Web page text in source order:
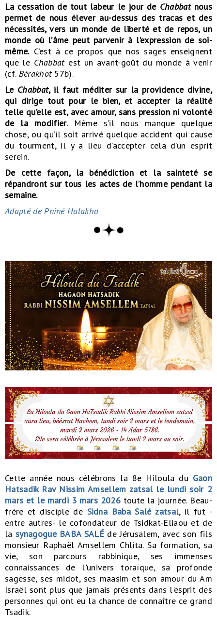
La cessation de tout labeur le jour de Chabbat nous
permet de nous élever au-dessus des tracas et des
nécessités, vers un monde de liberté et de repos, un
monde où l’âme peut parvenir à l’expression de soi-
même.C’est à ce propos que nos sages enseignent
que le Chabbat est un avant-goût du monde à venir
(cf. Bérakhot57b).
Le Chabbat, il faut méditer sur la providence divine,
qui dirige tout pour le bien, et accepter la réalité
telle qu’elle est, avec amour, sans pression ni volonté
de la modifier. Même s’il nous manque quelque
chose, ou qu’il soit arrivé quelque accident qui cause
du tourment, il y a lieu d’accepter cela d’un esprit
serein.
De cette façon, la bénédiction et la sainteté se
répandront sur tous les actes de l’homme pendant la
semaine.
Adapté de Pniné Halakha
Cette année nous célébrons la 8e Hiloula du Gaon
Hatsadik Rav Nissim Amsellem zatsal le lundi soir 2
mars et le mardi 3 mars 2026toute la journée. Beau-
frère et disciple de Sidna Baba Salé zatsal, il fut -
entre autres- le cofondateur de Tsidkat-Eliaou et de
la synagogue BABA SALÉ de Jérusalem, avec son fils
monsieur Raphaël Amsellem Chlita. Sa formation, sa
vie, son parcours rabbinique, ses immenses
connaissances de l'univers toraïque, sa profonde
sagesse, ses midot, ses maasim et son amour du Am
Israël sont plus que jamais présents dans l'esprit des
personnes qui ont eu la chance de connaître ce grand
Tsadik.